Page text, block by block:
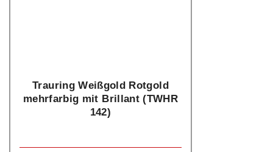
Trauring Weißgold Rotgold
mehrfarbig mit Brillant (TWHR
142)